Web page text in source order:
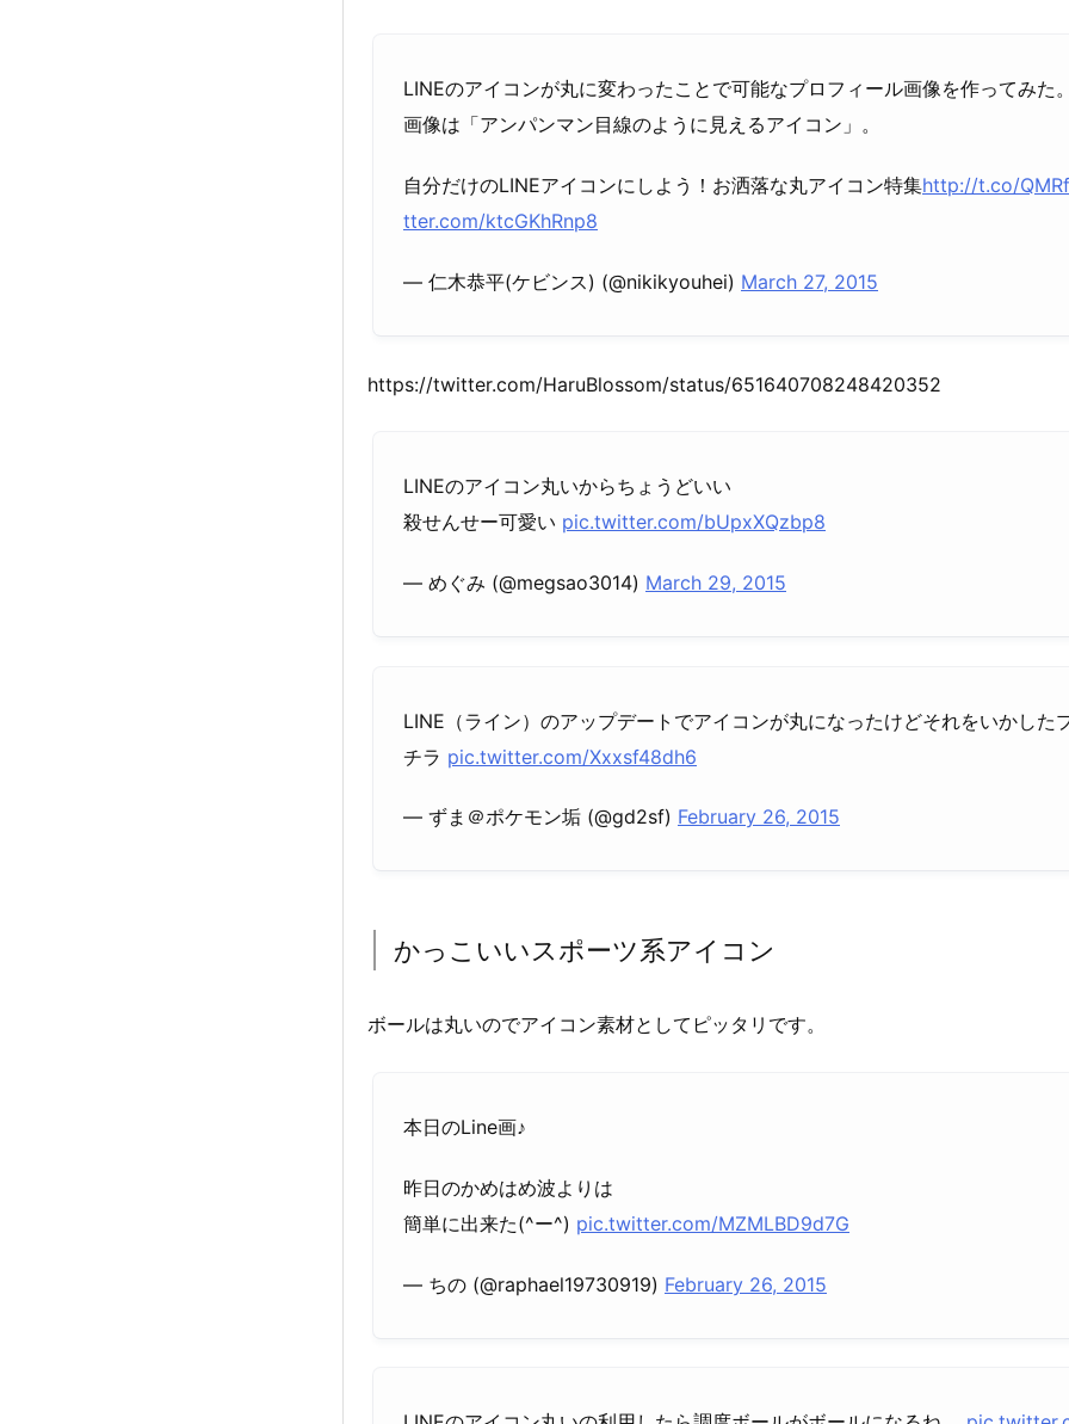
LINEのアイコンが丸に変わったことで可能なプロフィール画像を作ってみた。
画像は「アンパンマン目線のように見えるアイコン」。
自分だけのLINEアイコンにしよう！お洒落な丸アイコン特集http://t.co/
tter.com/ktcGKhRnp8
— 仁木恭平(ケビンス) (@nikikyouhei) March 27, 2015
https://twitter.com/HaruBlossom/status/651640708248420352
LINEのアイコン丸いからちょうどいい
殺せんせー可愛い pic.twitter.com/bUpxXQzbp8
— めぐみ (@megsao3014) March 29, 2015
LINE（ライン）のアップデートでアイコンが丸になったけどそれをいかした
チラ pic.twitter.com/Xxxsf48dh6
— ずま＠ポケモン垢 (@gd2sf) February 26, 2015
かっこいいスポーツ系アイコン
ボールは丸いのでアイコン素材としてピッタリです。
本日のLine画♪
昨日のかめはめ波よりは
簡単に出来た(^ー^) pic.twitter.com/MZMLBD9d7G
— ちの (@raphael19730919) February 26, 2015